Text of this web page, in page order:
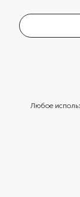
Любое